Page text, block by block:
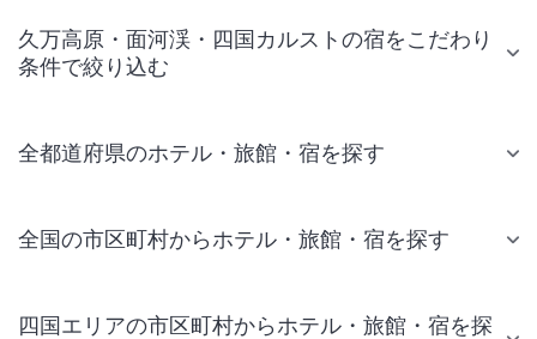
久万高原・面河渓・四国カルストの宿をこだわり
条件で絞り込む
全都道府県のホテル・旅館・宿を探す
全国の市区町村からホテル・旅館・宿を探す
四国エリアの市区町村からホテル・旅館・宿を探